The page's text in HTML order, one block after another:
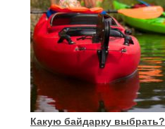
Какую байдарку выбрать?